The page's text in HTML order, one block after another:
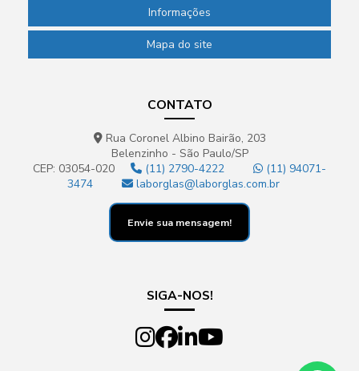
Informações
Mapa do site
CONTATO
Rua Coronel Albino Bairão, 203
Belenzinho - São Paulo/SP
CEP: 03054-020
(11) 2790-4222
(11) 94071-
3474
laborglas@laborglas.com.br
Envie sua mensagem!
SIGA-NOS!